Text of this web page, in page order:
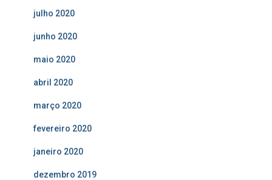
julho 2020
junho 2020
maio 2020
abril 2020
março 2020
fevereiro 2020
janeiro 2020
dezembro 2019